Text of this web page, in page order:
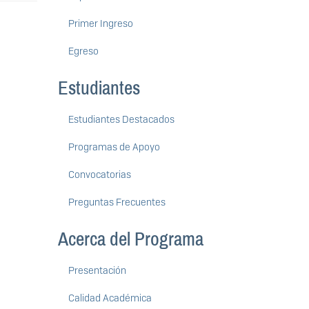
Primer Ingreso
Egreso
Estudiantes
Estudiantes Destacados
Programas de Apoyo
Convocatorias
Preguntas Frecuentes
Acerca del Programa
Presentación
Calidad Académica